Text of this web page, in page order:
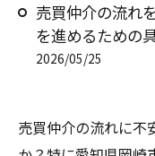
売買仲介の流れ
を進めるための
2026/05/25
売買仲介の流れに不